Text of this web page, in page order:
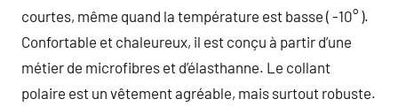
courtes, même quand la température est basse ( -10° ).
Confortable et chaleureux, il est conçu à partir d’une
métier de microfibres et d’élasthanne. Le collant
polaire est un vêtement agréable, mais surtout robuste.